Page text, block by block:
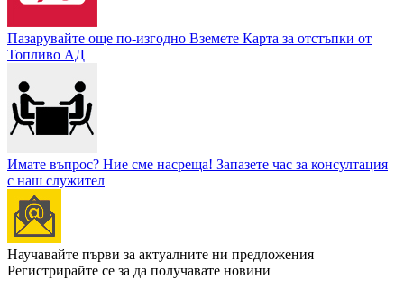
Пазарувайте още по-изгодно Вземете Карта за отстъпки от
Топливо АД
Имате въпрос? Ние сме насреща! Запазете час за консултация
с наш служител
Научавайте първи за актуалните ни предложения
Регистрирайте се за да получавате новини